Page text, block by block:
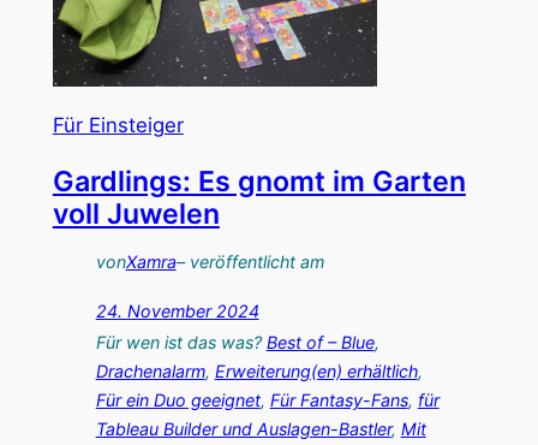
N
n
s
:
S
a
ß
g
Für Einsteiger
Gardlings: Es gnomt im Garten
voll Juwelen
vonXamra– veröffentlicht am
24. November 2024
Für wen ist das was?Best of – Blue
Drachenalarm, Erweiterung(en) erhältlich
Für ein Duo geeignet, Für Fantasy-Fans, für
Tableau Builder und Auslagen-Bastler, Mit